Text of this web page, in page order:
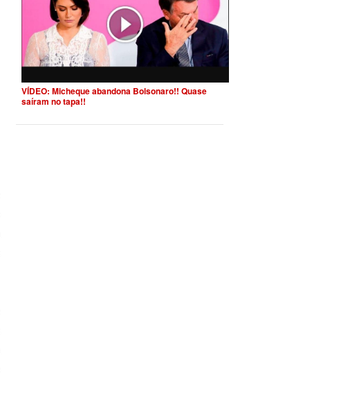
VÍDEO: Micheque abandona Bolsonaro!! Quase
saíram no tapa!!